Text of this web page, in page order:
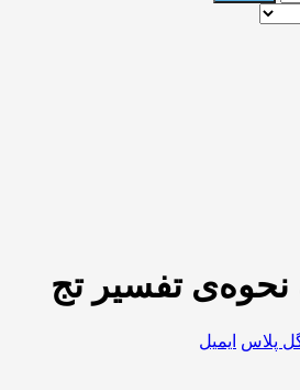
نحوه‌ی تفسیر تج
پلاس ایمیل